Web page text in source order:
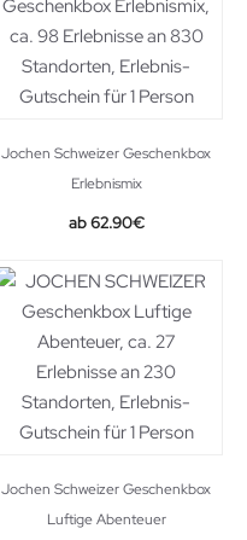
Jochen Schweizer Geschenkbox
Erlebnismix
62.90€
Jochen Schweizer Geschenkbox
Luftige Abenteuer